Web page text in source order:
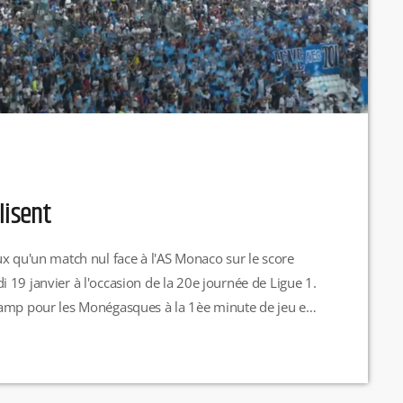
qu'un match nul face à l'AS Monaco sur le score
janvier à l'occasion de la 20e journée de Ligue 1.
pour les Monégasques à la 1èe minute de jeu et